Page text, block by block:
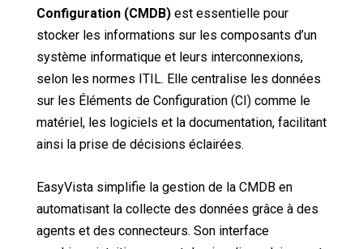
Configuration (CMDB) est essentielle pour
stocker les informations sur les composants d’un
système informatique et leurs interconnexions,
selon les normes ITIL. Elle centralise les données
sur les Éléments de Configuration (CI) comme le
matériel, les logiciels et la documentation, facilitant
ainsi la prise de décisions éclairées.
EasyVista simplifie la gestion de la CMDB en
automatisant la collecte des données grâce à des
agents et des connecteurs. Son interface